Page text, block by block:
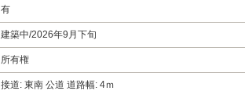
有
建築中/2026年9月下旬
所有権
接道: 東南 公道 道路幅: 4ｍ